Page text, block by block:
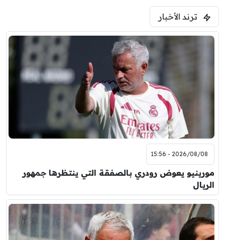
ترند الأخبار
2026/08/08 - 15:56
مورينيو يعوض رودري بالصفقة التي ينتظرها جمهور
الريال